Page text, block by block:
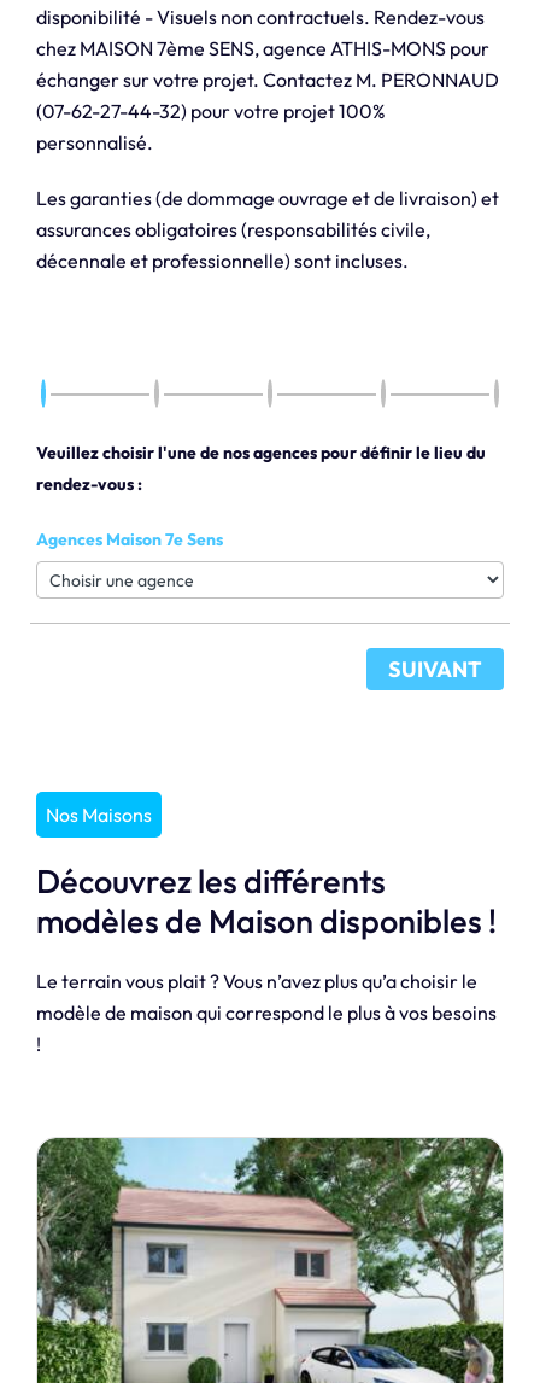
disponibilité - Visuels non contractuels. Rendez-vous
chez MAISON 7ème SENS, agence ATHIS-MONS pour
échanger sur votre projet. Contactez M. PERONNAUD
(07-62-27-44-32) pour votre projet 100%
personnalisé.
Les garanties (de dommage ouvrage et de livraison) et
assurances obligatoires (responsabilités civile,
décennale et professionnelle) sont incluses.
Veuillez choisir l'une de nos agences pour définir le lieu du
rendez-vous :
Agences Maison 7e Sens
SUIVANT
Nos Maisons
Découvrez les différents
modèles de Maison disponibles !
Le terrain vous plait ? Vous n’avez plus qu’a choisir le
modèle de maison qui correspond le plus à vos besoins
!